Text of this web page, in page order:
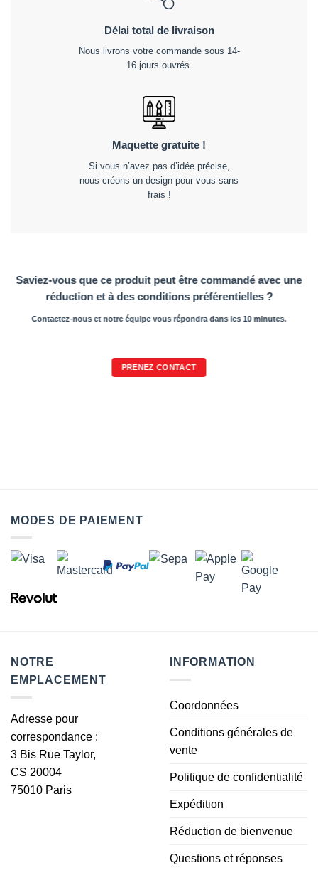
Délai total de livraison
Nous livrons votre commande sous 14-
16 jours ouvrés.
Maquette gratuite !
Si vous n’avez pas d’idée précise,
nous créons un design pour vous sans
frais !
Saviez-vous que ce produit peut être commandé avec une
réduction et à des conditions préférentielles ?
Contactez-nous et notre équipe vous répondra dans les 10 minutes.
PRENEZ CONTACT
MODES DE PAIEMENT
NOTRE
EMPLACEMENT
Adresse pour
correspondance :
3 Bis Rue Taylor,
CS 20004
75010 Paris
INFORMATION
Coordonnées
Conditions générales de
vente
Politique de confidentialité
Expédition
Réduction de bienvenue
Questions et réponses